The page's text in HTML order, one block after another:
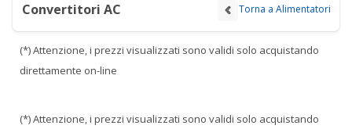
Convertitori AC Torna a Alimentatori
(*) Attenzione, i prezzi visualizzati sono validi solo acquistando
direttamente on-line
(*) Attenzione, i prezzi visualizzati sono validi solo acquistando